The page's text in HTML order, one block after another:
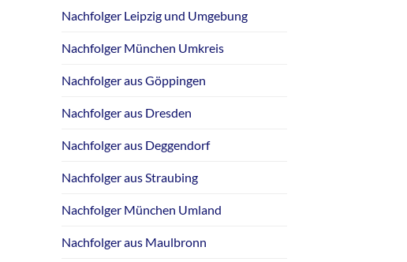
Nachfolger Leipzig und Umgebung
Nachfolger München Umkreis
Nachfolger aus Göppingen
Nachfolger aus Dresden
Nachfolger aus Deggendorf
Nachfolger aus Straubing
Nachfolger München Umland
Nachfolger aus Maulbronn